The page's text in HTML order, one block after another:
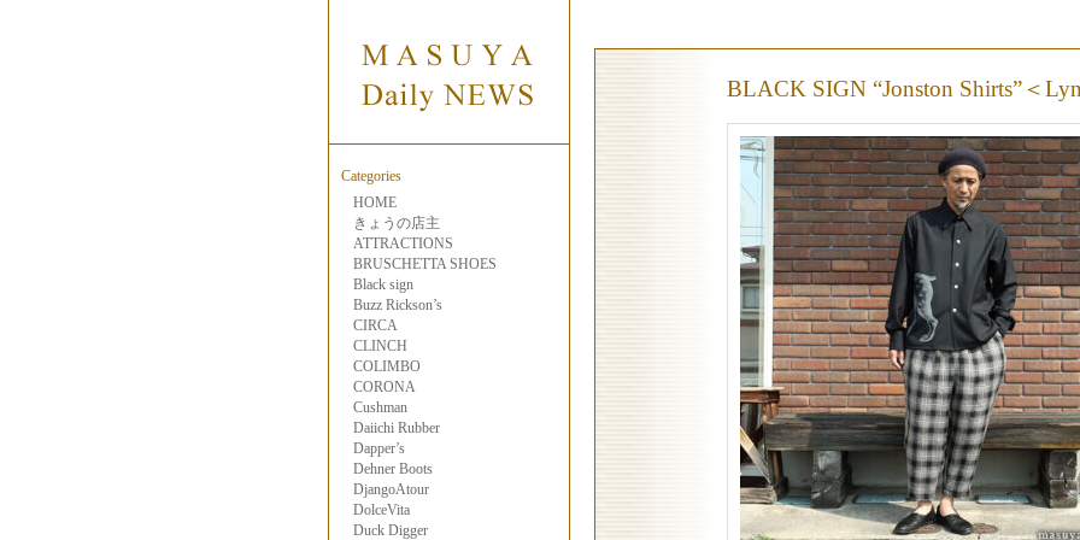
Categories
HOME
きょうの店主
ATTRACTIONS
BRUSCHETTA SHOES
Black sign
Buzz Rickson’s
CIRCA
CLINCH
COLIMBO
CORONA
Cushman
Daiichi Rubber
Dapper’s
Dehner Boots
DjangoAtour
DolceVita
Duck Digger
BLACK SIGN “Jonston Shirts”＜